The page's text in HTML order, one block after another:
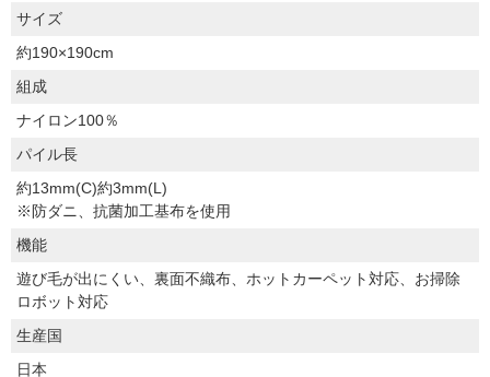
サイズ
約190×190cm
組成
ナイロン100％
パイル長
約13mm(C)約3mm(L)
※防ダニ、抗菌加工基布を使用
機能
遊び毛が出にくい、裏面不織布、ホットカーペット対応、お掃除
ロボット対応
生産国
日本